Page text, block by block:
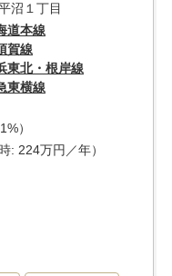
沼１丁目
道本線
賀線
東北・根岸線
東横線
）
: 224万円／年）